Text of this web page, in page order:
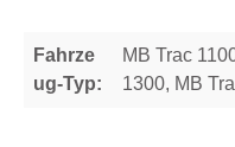
Fahrze
ug-Typ:
MB Trac
1300, MB